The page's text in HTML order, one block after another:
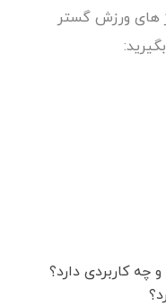
های ورزش گستر
چه کاربردی دارد؟